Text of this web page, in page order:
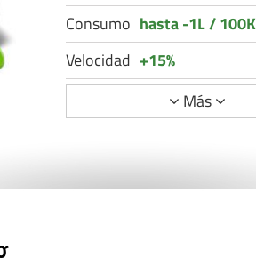
Consumo hasta -1L /
Velocidad +15%
Más